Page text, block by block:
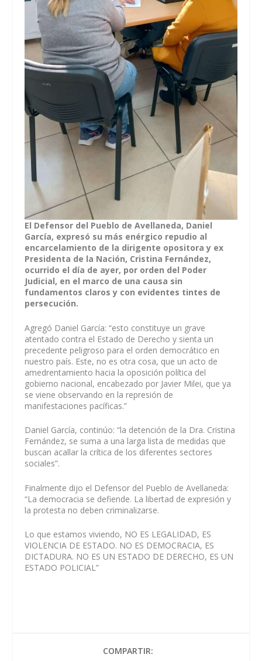
El Defensor del Pueblo de Avellaneda, Daniel
García, expresó su más enérgico repudio al
encarcelamiento de la dirigente opositora y ex
Presidenta de la Nación, Cristina Fernández,
ocurrido el día de ayer, por orden del Poder
Judicial, en el marco de una causa sin
fundamentos claros y con evidentes tintes de
persecución.
Agregó Daniel García: “esto constituye un grave
atentado contra el Estado de Derecho y sienta un
precedente peligroso para el orden democrático en
nuestro país. Este, no es otra cosa, que un acto de
amedrentamiento hacia la oposición política del
gobierno nacional, encabezado por Javier Milei, que ya
se viene observando en la represión de
manifestaciones pacíficas.”
Daniel García, continúo: “la detención de la Dra. Cristina
Fernández, se suma a una larga lista de medidas que
buscan acallar la crítica de los diferentes sectores
sociales”.
Finalmente dijo el Defensor del Pueblo de Avellaneda:
“La democracia se defiende. La libertad de expresión y
la protesta no deben criminalizarse.
Lo que estamos viviendo, NO ES LEGALIDAD, ES
VIOLENCIA DE ESTADO. NO ES DEMOCRACIA, ES
DICTADURA. NO ES UN ESTADO DE DERECHO, ES UN
ESTADO POLICIAL”
COMPARTIR: